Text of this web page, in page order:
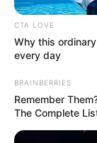
συνδρομή
για την
του κέντρου
τεχνικό
δοκιμασία
CTA LOVE
Why this
every day
BRAINBERRIES
Remember
The Complete